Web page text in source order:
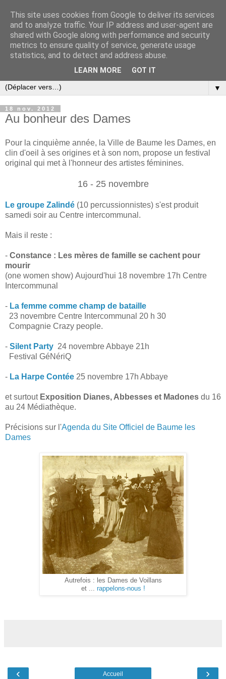
▼
18 nov. 2012
Au bonheur des Dames
Pour la cinquième année, la Ville de Baume les Dames, en
clin d'oeil à ses origines et à son nom, propose un festival
original qui met à l'honneur des artistes féminines.
16 - 25 novembre
Le groupe Zalindé (10 percussionnistes) s'est produit
samedi soir au Centre intercommunal.
Mais il reste :
- Constance : Les mères de famille se cachent pour
mourir
(one women show) Aujourd'hui 18 novembre 17h Centre
Intercommunal
- La femme comme champ de bataille
23 novembre Centre Intercommunal 20 h 30
Compagnie Crazy people.
- Silent Party 24 novembre Abbaye 21h
Festival GéNériQ
- La Harpe Contée 25 novembre 17h Abbaye
et surtout Exposition Dianes, Abbesses et Madones du 16
au 24 Médiathèque.
Précisions sur l'Agenda du Site Officiel de Baume les
Dames
Autrefois : les Dames de Voillans
et ... rappelons-nous !
‹ ›
Accueil
This site uses cookies from Google to deliver its services
and to analyze traffic. Your IP address and user-agent are
shared with Google along with performance and security
metrics to ensure quality of service, generate usage
statistics, and to detect and address abuse.
LEARN MORE GOT IT